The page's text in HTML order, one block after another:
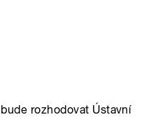
rozhodovat Ústavní